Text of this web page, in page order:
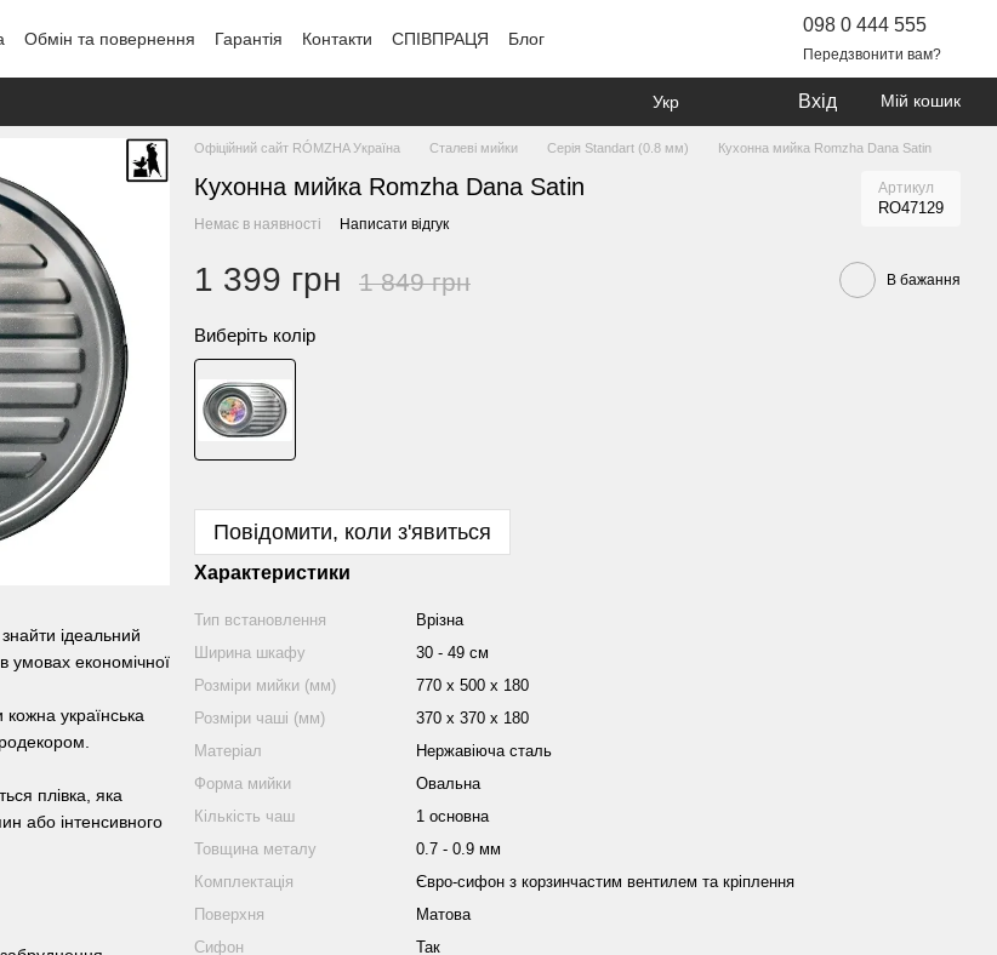
Обмін та повернення Гарантія Контакти СПІВПРАЦЯ Блог
098 0 444 555
Передзвонити вам?
Укр Вхід Мій кошик
ідеальний
умовах економічної
українська
плівка, яка
або інтенсивного
Офіційний сайт RÓMZHA Україна Сталеві мийки Серія Standart (0.8 мм) Кухонна мийка Romzha Dana Satin
Кухонна мийка Romzha Dana Satin Артикул
RO47129
Немає в наявності Написати відгук
1 399 грн 1 849 грн В бажання
Виберіть колір
Повідомити, коли з'явиться
Характеристики
Тип встановлення
Врізна
Ширина шкафу
30 - 49 см
Розміри мийки (мм)
770 х 500 х 180
Розміри чаші (мм)
370 х 370 х 180
Матеріал
Нержавіюча сталь
Форма мийки
Овальна
Кількість чаш
1 основна
Товщина металу
0.7 - 0.9 мм
Комплектація
Євро-сифон з корзинчастим вентилем та кріплення
Поверхня
Матова
Сифон
Так